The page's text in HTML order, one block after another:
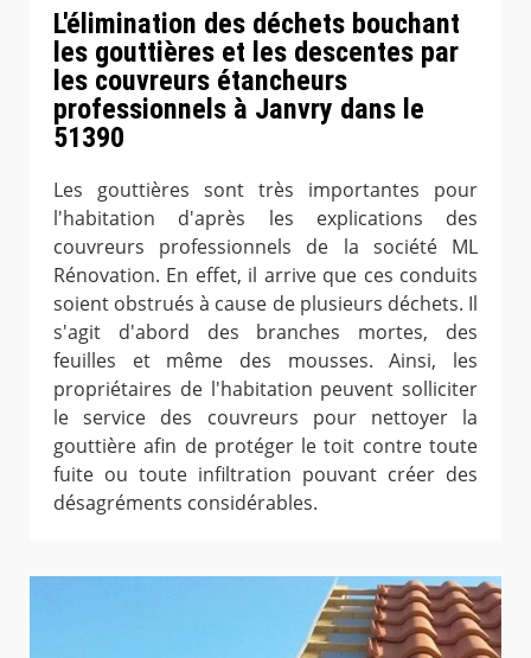
L'élimination des déchets bouchant
les gouttières et les descentes par
les couvreurs étancheurs
professionnels à Janvry dans le
51390
Les gouttières sont très importantes pour
l'habitation d'après les explications des
couvreurs professionnels de la société ML
Rénovation. En effet, il arrive que ces conduits
soient obstrués à cause de plusieurs déchets. Il
s'agit d'abord des branches mortes, des
feuilles et même des mousses. Ainsi, les
propriétaires de l'habitation peuvent solliciter
le service des couvreurs pour nettoyer la
gouttière afin de protéger le toit contre toute
fuite ou toute infiltration pouvant créer des
désagréments considérables.